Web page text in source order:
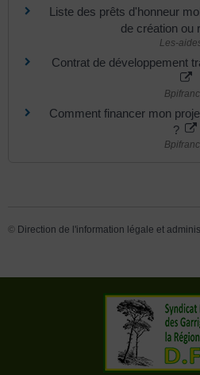
Liste des prêts d'honneur
de création ou
Les-
Contrat de développement
Comment financer mon
?
© Direction de l'information légale et